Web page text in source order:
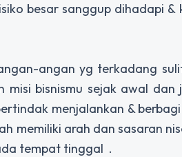
besar sanggup dihadapi
angan yg terkadang
bisnismu sejak awal
menjalankan &
memiliki arah dan sasaran
tempat tinggal .